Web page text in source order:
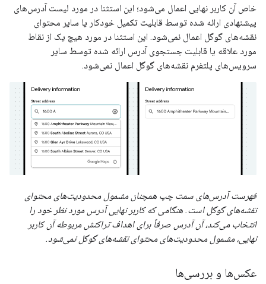
خاص آن کاربر نهایی اعمال می‌شود؛ این استثنا در مورد لیست آدرس‌های
پیشنهادی ارائه شده توسط قابلیت تکمیل خودکار یا سایر محتوای
نقشه‌های گوگل اعمال نمی‌شود. این استثنا در مورد هیچ یک از نقاط
مورد علاقه یا قابلیت جستجوی آدرس ارائه شده توسط سایر
سرویس‌های پلتفرم نقشه‌های گوگل اعمال نمی‌شود.
فهرست آدرس‌های سمت چپ همچنان مشمول محدودیت‌های محتوای
نقشه‌های گوگل است. هنگامی که کاربر نهایی آدرس مورد نظر خود را
انتخاب می‌کند، آن آدرس صرفاً برای اهداف تراکنش مربوطه آن کاربر
نهایی، مشمول محدودیت‌های محتوای نقشه‌های گوگل نمی‌شود.
عکس‌ها و بررسی‌ها